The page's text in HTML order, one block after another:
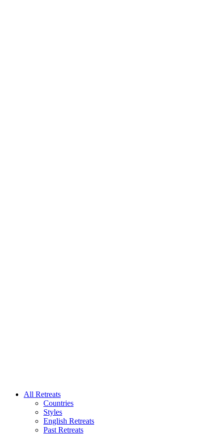
All Retreats
Countries
Styles
English Retreats
Past Retreats